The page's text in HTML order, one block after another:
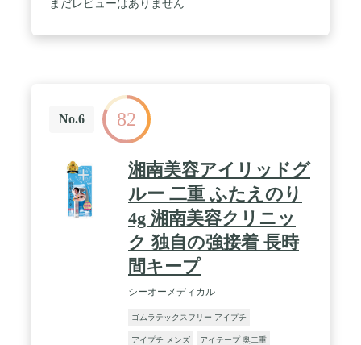
まだレビューはありません
No.6 82
湘南美容アイリッドグ
ルー 二重 ふたえのり
4g 湘南美容クリニッ
ク 独自の強接着 長時
間キープ
シーオーメディカル
ゴムラテックスフリー アイプチ
アイプチ メンズ アイテープ 奥二重